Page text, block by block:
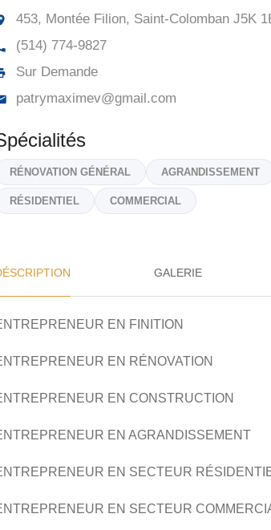
453, Montée Filion, Saint-Colomban J5K
(514) 774-9827
Sur Demande
patrymaximev@gmail.com
RÉNOVATION GÉNÉRAL AGRANDISSEMENT
RÉSIDENTIEL COMMERCIAL
GALERIE
EN FINITION
EN RÉNOVATION
EN CONSTRUCTION
EN AGRANDISSEMENT
EN SECTEUR
EN SECTEUR